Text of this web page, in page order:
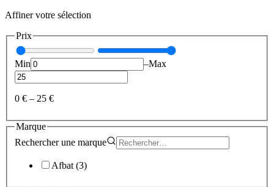
Affiner votre sélection
Prix
Min –Max
0 € – 25 €
Marque
Rechercher une marque
Afbat (3)